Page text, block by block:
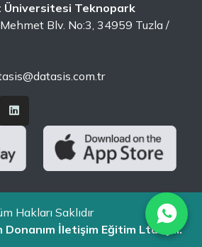
Üniversitesi Teknopark
Blv. No:3, 34959 Tuzla /
Hakları Saklıdır
Donanım İletişim Eğitim Ltd. Şti.